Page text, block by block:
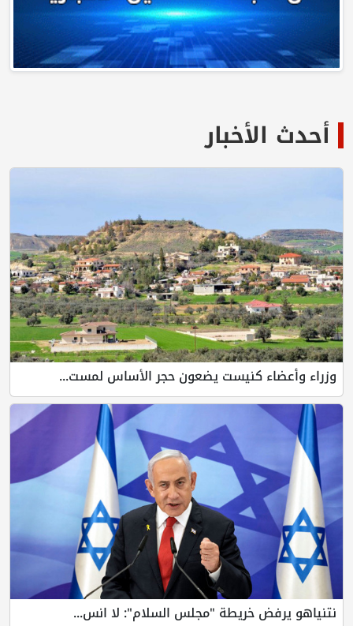
أحدث الأخبار
وزراء وأعضاء كنيست يضعون حجر الأساس لمست...
نتنياهو يرفض خريطة "مجلس السلام": لا انس...